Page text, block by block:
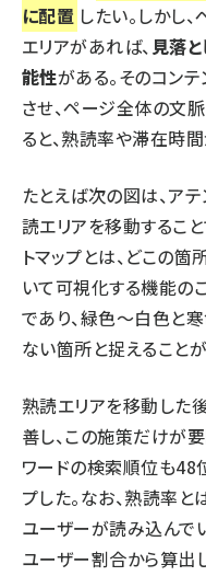
に配置 したい。しかし
エリアがあれば、 見落
能性がある。そのコン
させ、ページ全体の
ると、熟読率や滞在時
たとえば次の図は、ア
読エリアを移動するこ
トマップとは、どこの
いて可視化する機能の
であり、緑色～白色と
ない箇所と捉えることが
熟読エリアを移動した
善し、この施策だけが
ワードの検索順位も48
プした。なお、熟読率と
ユーザーが読み込んで
ユーザー割合から算出